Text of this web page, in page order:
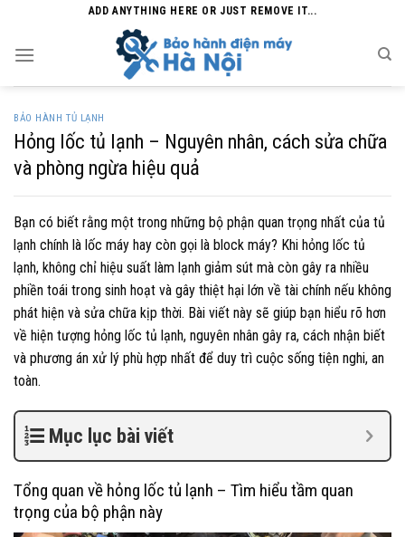
content
ADD ANYTHING HERE OR JUST REMOVE IT...
BẢO HÀNH TỦ LẠNH
Hỏng lốc tủ lạnh – Nguyên nhân, cách sửa chữa
và phòng ngừa hiệu quả
Bạn có biết rằng một trong những bộ phận quan trọng nhất của tủ
lạnh chính là lốc máy hay còn gọi là block máy? Khi hỏng lốc tủ
lạnh, không chỉ hiệu suất làm lạnh giảm sút mà còn gây ra nhiều
phiền toái trong sinh hoạt và gây thiệt hại lớn về tài chính nếu không
phát hiện và sửa chữa kịp thời. Bài viết này sẽ giúp bạn hiểu rõ hơn
về hiện tượng hỏng lốc tủ lạnh, nguyên nhân gây ra, cách nhận biết
và phương án xử lý phù hợp nhất để duy trì cuộc sống tiện nghi, an
toàn.
Mục lục bài viết
Tổng quan về hỏng lốc tủ lạnh – Tìm hiểu tầm quan
trọng của bộ phận này